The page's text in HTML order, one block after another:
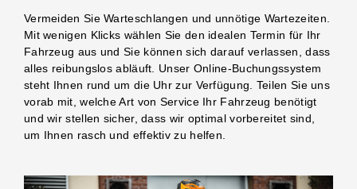
Vermeiden Sie Warteschlangen und unnötige Wartezeiten.
Mit wenigen Klicks wählen Sie den idealen Termin für Ihr
Fahrzeug aus und Sie können sich darauf verlassen, dass
alles reibungslos abläuft. Unser Online-Buchungssystem
steht Ihnen rund um die Uhr zur Verfügung. Teilen Sie uns
vorab mit, welche Art von Service Ihr Fahrzeug benötigt
und wir stellen sicher, dass wir optimal vorbereitet sind,
um Ihnen rasch und effektiv zu helfen.